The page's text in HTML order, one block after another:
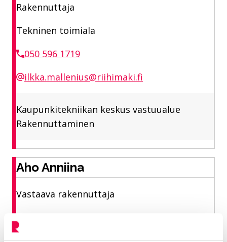
Rakennuttaja
Tekninen toimiala
050 596 1719
ilkka.mallenius@riihimaki.fi
Kaupunkitekniikan keskus vastuualue
Rakennuttaminen
Aho Anniina
Vastaava rakennuttaja